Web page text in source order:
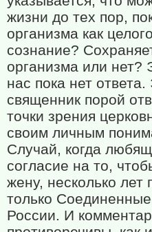
жизни до тех пор,
организма как
сознание?
организма или нет?
нас пока нет
священник порой
точки зрения
своим личным
Случай, когда
согласие на то,
жену, несколько
только
России. И